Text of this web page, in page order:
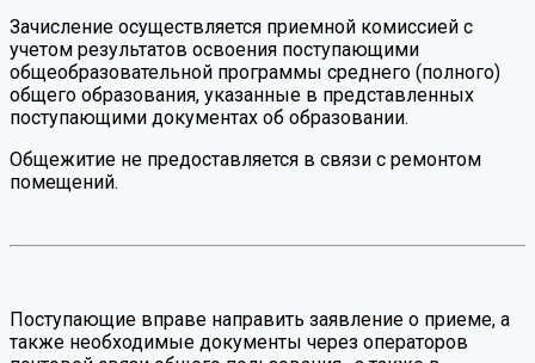
Зачисление осуществляется приемной комиссией с
учетом результатов освоения поступающими
общеобразовательной программы среднего (полного)
общего образования, указанные в представленных
поступающими документах об образовании.
Общежитие не предоставляется в связи с ремонтом
помещений.
Поступающие вправе направить заявление о приеме, а
также необходимые документы через операторов